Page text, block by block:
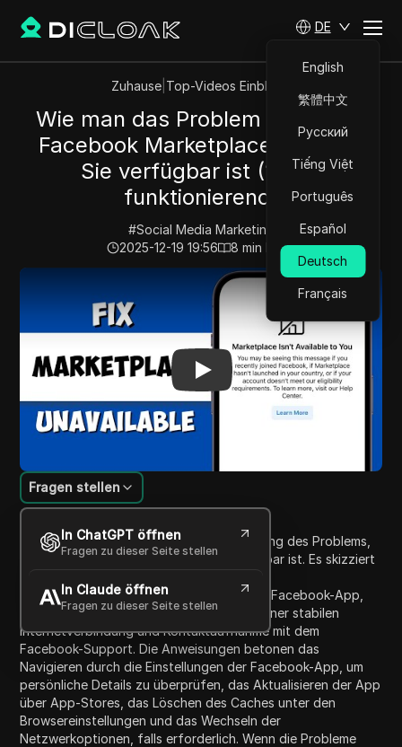
DE
English
繁體中文
Русский
Tiếng Việt
Português
Español
Deutsch
Français
Zuhause Top-Videos Einblicke
Wie man das Problem löst, dass
Facebook Marketplace nicht für
Sie verfügbar ist (100%
funktionierend)
#Social Media Marketing
2025-12-19 19:56
8 min lesen
Wie man das Problem löst, dass
Inhaltsübersicht
Fragen stellen
In ChatGPT öffnen
Fragen zu dieser Seite stellen
In Claude öffnen
Fragen zu dieser Seite stellen
Dieses Video bietet Lösungen zur Behebung des Problems,
dass Facebook Marketplace nicht verfügbar ist. Es skizziert
Berechtigungskriterien, Aktualisierung der Facebook-App,
Löschen des App-Cache, Sicherstellung einer stabilen
Internetverbindung und Kontaktaufnahme mit dem
Facebook-Support. Die Anweisungen betonen das
Navigieren durch die Einstellungen der Facebook-App, um
persönliche Details zu überprüfen, das Aktualisieren der App
über App-Stores, das Löschen des Caches unter den
Browsereinstellungen und das Wechseln der
Netzwerkoptionen, falls erforderlich. Wenn die Probleme